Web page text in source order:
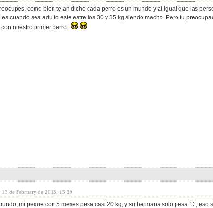
como bien te an dicho cada perro es un mundo y al igual que las
cuando sea adulto este estre los 30 y 35 kg siendo macho. Pero tu
nuestro primer perro.
13 de February de 2013, 15:29
mi peque con 5 meses pesa casi 20 kg, y su hermana solo pesa 13, eso